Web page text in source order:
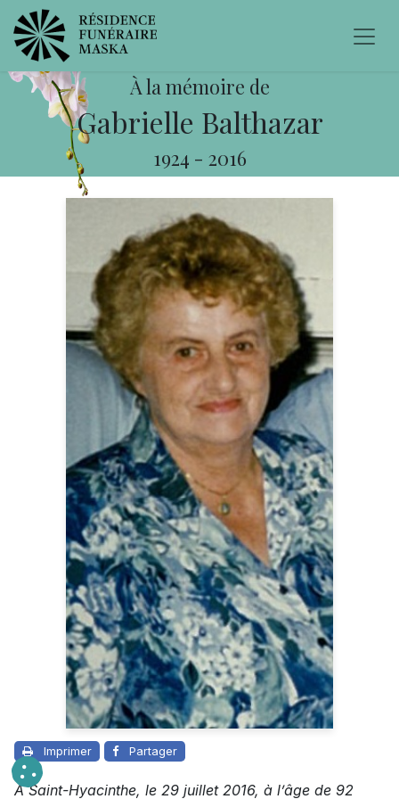
À la mémoire de
Gabrielle Balthazar
1924 - 2016
Imprimer Partager
À Saint-Hyacinthe, le 29 juillet 2016, à l’âge de 92